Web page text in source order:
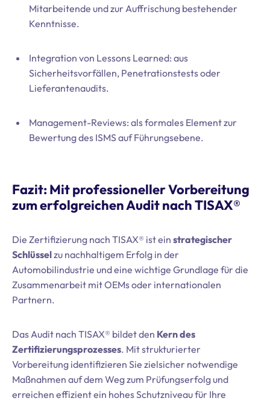
Mitarbeitende und zur Auffrischung bestehender
Kenntnisse.
Integration von Lessons Learned: aus
Sicherheitsvorfällen, Penetrationstests oder
Lieferantenaudits.
Management-Reviews: als formales Element zur
Bewertung des ISMS auf Führungsebene.
Fazit: Mit professioneller Vorbereitung
zum erfolgreichen Audit nach TISAX®
Die Zertifizierung nach TISAX® ist ein strategischer
Schlüsselzu nachhaltigem Erfolg in der
Automobilindustrie und eine wichtige Grundlage für die
Zusammenarbeit mit OEMs oder internationalen
Partnern.
Das Audit nach TISAX® bildet den Kern des
Zertifizierungsprozesses. Mit strukturierter
Vorbereitung identifizieren Sie zielsicher notwendige
Maßnahmen auf dem Weg zum Prüfungserfolg und
erreichen effizient ein hohes Schutzniveau für Ihre